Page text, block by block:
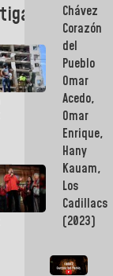
Chávez
Corazón
del
Pueblo
Omar
Acedo,
Omar
Enrique,
Hany
Kauam,
Los
Cadillacs
(2023)